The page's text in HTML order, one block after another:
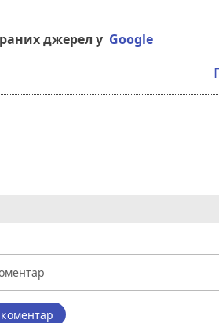
джерел у Google